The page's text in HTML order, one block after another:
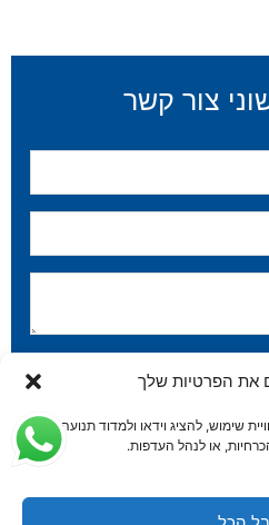
את הפרטיות שלך
שימוש, להציג וידאו ולמדוד תנועה.
או לנהל העדפות.
צור קשר